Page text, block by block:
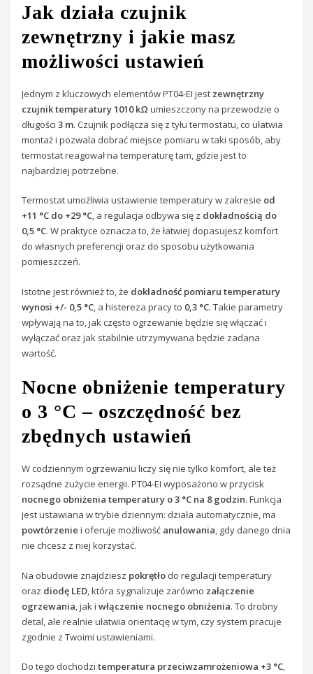
Jak działa czujnik
zewnętrzny i jakie masz
możliwości ustawień
Jednym z kluczowych elementów PT04-EI jest zewnętrzny
czujnik temperatury 1010 kΩ umieszczony na przewodzie o
długości3 m. Czujnik podłącza się z tyłu termostatu, co ułatwia
montaż i pozwala dobrać miejsce pomiaru w taki sposób, aby
termostat reagował na temperaturę tam, gdzie jest to
najbardziej potrzebne.
Termostat umożliwia ustawienie temperatury w zakresie od
+11 °C do +29 °C, a regulacja odbywa się z dokładnością do
0,5 °C. W praktyce oznacza to, że łatwiej dopasujesz komfort
do własnych preferencji oraz do sposobu użytkowania
pomieszczeń.
Istotne jest również to, że dokładność pomiaru temperatury
wynosi +/- 0,5 °C, a histereza pracy to 0,3 °C. Takie parametry
wpływają na to, jak często ogrzewanie będzie się włączać i
wyłączać oraz jak stabilnie utrzymywana będzie zadana
wartość.
Nocne obniżenie temperatury
o 3 °C – oszczędność bez
zbędnych ustawień
W codziennym ogrzewaniu liczy się nie tylko komfort, ale też
rozsądne zużycie energii. PT04-EI wyposażono w przycisk
nocnego obniżenia temperatury o 3 °C na 8 godzin. Funkcja
jest ustawiana w trybie dziennym: działa automatycznie, ma
powtórzenie i oferuje możliwość anulowania, gdy danego dnia
nie chcesz z niej korzystać.
Na obudowie znajdziesz pokrętło do regulacji temperatury
oraz diodę LED , która sygnalizuje zarówno załączenie
ogrzewania , jak iwłączenie nocnego obniżenia. To drobny
detal, ale realnie ułatwia orientację w tym, czy system pracuje
zgodnie z Twoimi ustawieniami.
Do tego dochodzitemperatura przeciwzamrożeniowa +3 °C,